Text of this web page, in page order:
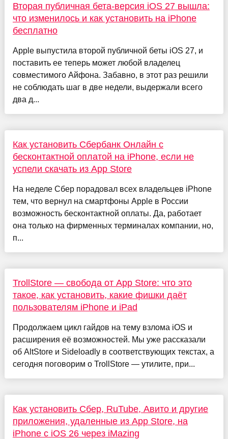
Вторая публичная бета-версия iOS 27 вышла:
что изменилось и как установить на iPhone
бесплатно
Apple выпустила второй публичной беты iOS 27, и
поставить ее теперь может любой владелец
совместимого Айфона. Забавно, в этот раз решили
не соблюдать шаг в две недели, выдержали всего
два д...
Как установить Сбербанк Онлайн c
бесконтактной оплатой на iPhone, если не
успели скачать из App Store
На неделе Сбер порадовал всех владельцев iPhone
тем, что вернул на смартфоны Apple в России
возможность бесконтактной оплаты. Да, работает
она только на фирменных терминалах компании, но,
п...
TrollStore — свобода от App Store: что это
такое, как установить, какие фишки даёт
пользователям iPhone и iPad
Продолжаем цикл гайдов на тему взлома iOS и
расширения её возможностей. Мы уже рассказали
об AltStore и Sideloadly в соответствующих текстах, а
сегодня поговорим о TrollStore — утилите, при...
Как установить Сбер, RuTube, Авито и другие
приложения, удаленные из App Store, на
iPhone с iOS 26 через iMazing